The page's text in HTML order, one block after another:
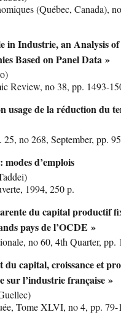
(Québec, Canada),
in Industrie, an Analysis of
Based on Panel Data »
Review, no 38, pp. 1493-
usage de la réduction du
no 268, September, pp.
d’emplois
1994, 250 p.
du capital productif
pays de l’OCDE »
no 60, 4th Quarter, pp.
du capital, croissance et
sur l’industrie française »
Tome XLVI, no 4, pp. 79-